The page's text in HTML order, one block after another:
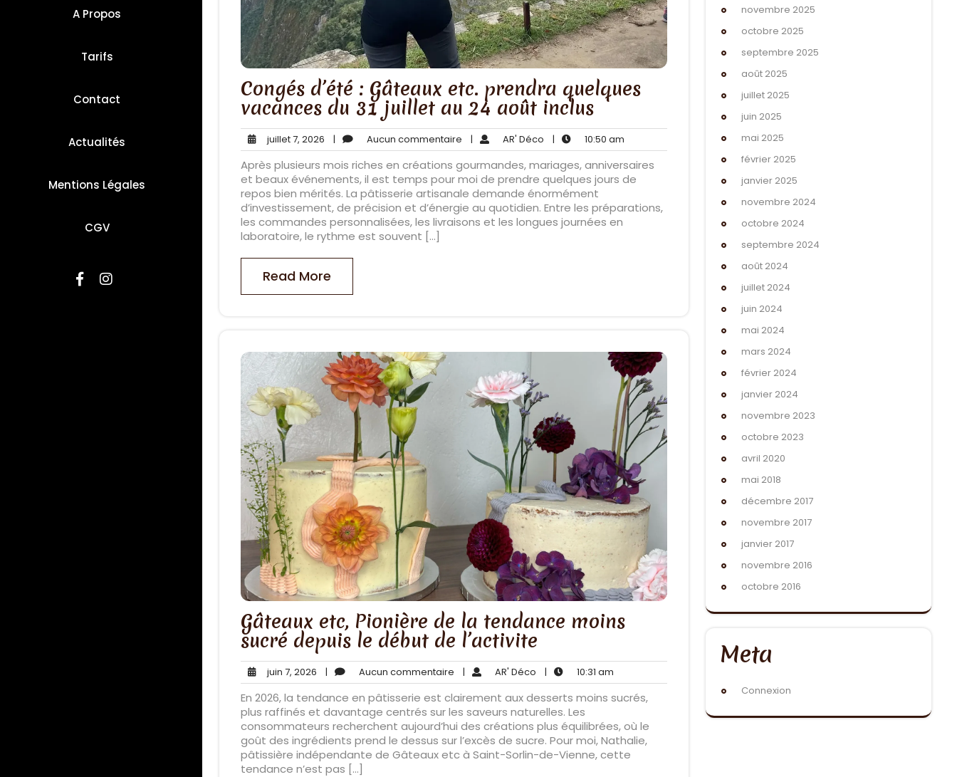
A Propos
Tarifs
Contact
Actualités
Mentions Légales
CGV
Congés d’été : Gâteaux etc. prendra quelques
vacances du 31 juillet au 24 août inclus
juillet 7, 2026 juillet
7,
2026
| Aucun commentaire Aucun
commentaire
| AR' Déco AR'
Déco
| 10:50 am
am
Après plusieurs mois riches en créations gourmandes, mariages, anniversaires
et beaux événements, il est temps pour moi de prendre quelques jours de
repos bien mérités. La pâtisserie artisanale demande énormément
d’investissement, de précision et d’énergie au quotidien. Entre les préparations,
les commandes personnalisées, les livraisons et les longues journées en
laboratoire, le rythme est souvent […]
Read More
Gâteaux etc, Pionière de la tendance moins
sucré depuis le début de l’activite
juin 7, 2026 juin
7,
2026
| Aucun commentaire Aucun
commentaire
| AR' Déco AR'
Déco
| 10:31 am
am
En 2026, la tendance en pâtisserie est clairement aux desserts moins sucrés,
plus raffinés et davantage centrés sur les saveurs naturelles. Les
consommateurs recherchent aujourd’hui des créations plus équilibrées, où le
goût des ingrédients prend le dessus sur l’excès de sucre. Pour moi, Nathalie,
pâtissière indépendante de Gâteaux etc à Saint-Sorlin-de-Vienne, cette
tendance n’est pas […]
novembre 2025
octobre 2025
septembre 2025
août 2025
juillet 2025
juin 2025
mai 2025
février 2025
janvier 2025
novembre 2024
octobre 2024
septembre 2024
août 2024
juillet 2024
juin 2024
mai 2024
mars 2024
février 2024
janvier 2024
novembre 2023
octobre 2023
avril 2020
mai 2018
décembre 2017
novembre 2017
janvier 2017
novembre 2016
octobre 2016
Meta
Connexion